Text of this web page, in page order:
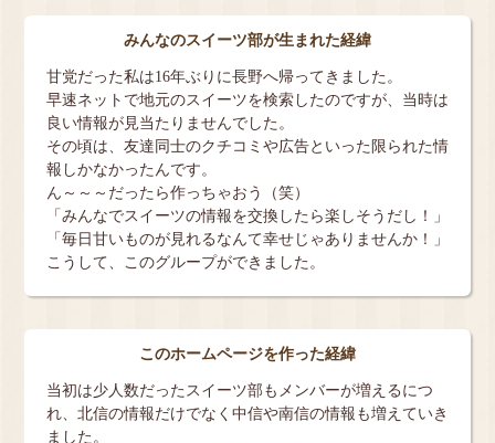
みんなのスイーツ部が生まれた経緯
甘党だった私は16年ぶりに長野へ帰ってきました。
早速ネットで地元のスイーツを検索したのですが、当時は
良い情報が見当たりませんでした。
その頃は、友達同士のクチコミや広告といった限られた情
報しかなかったんです。
ん～～～だったら作っちゃおう（笑）
「みんなでスイーツの情報を交換したら楽しそうだし！」
「毎日甘いものが見れるなんて幸せじゃありませんか！」
こうして、このグループができました。
このホームページを作った経緯
当初は少人数だったスイーツ部もメンバーが増えるにつ
れ、北信の情報だけでなく中信や南信の情報も増えていき
ました。